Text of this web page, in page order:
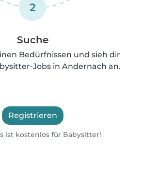
2
Suche
Bedürfnissen und sieh dir
Jobs in Andernach an.
Registrieren
ist kostenlos für Babysitter!